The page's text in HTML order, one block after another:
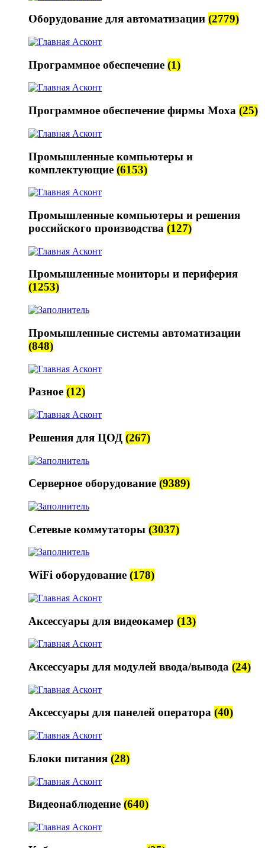
Оборудование для автоматизации (2779)
Программное обеспечение (1)
Программное обеспечение фирмы Moxa (25)
Промышленные компьютеры и
комплектующие (6153)
Промышленные компьютеры и решения
российского производства (127)
Промышленные мониторы и периферия
(1253)
Промышленные системы автоматизации
(848)
Разное (12)
Решения для ЦОД (267)
Серверное оборудование (9389)
Сетевые коммутаторы (3037)
WiFi оборудование (178)
Аксессуары для видеокамер (13)
Аксессуары для модулей ввода/вывода (24)
Аксессуары для панелей оператора (40)
Блоки питания (28)
Видеонаблюдение (640)